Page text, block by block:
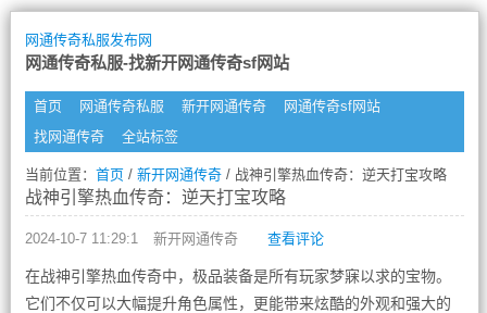
网通传奇私服发布网
网通传奇私服-找新开网通传奇sf网站
首页 网通传奇私服 新开网通传奇
网通传奇sf网站
找网通传奇
全站标签
当前位置： 首页/ 新开网通传奇/ 战神引擎热血传奇：逆天打宝攻略
战神引擎热血传奇：逆天打宝攻略
2024-10-7 11:29:1 新开网通传奇 查看评论
在战神引擎热血传奇中，极品装备是所有玩家梦寐以求的宝物。
它们不仅可以大幅提升角色属性，更能带来炫酷的外观和强大的